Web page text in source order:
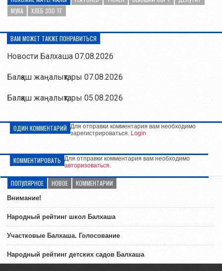
МУКА
ХЛЕБ 300 ТГ
ВАМ МОЖЕТ ТАКЖЕ ПОНРАВИТЬСЯ
Новости Балхаша 07.08.2026
Балқаш жаңалықтары 07.08.2026
Балқаш жаңалықтары 05.08.2026
ОДИН КОММЕНТАРИЙ Для отправки комментария вам необходимо
зарегистрироваться. Login
КОММЕНТИРОВАТЬ Для отправки комментария вам необходимо
авторизоваться.
ПОПУЛЯРНОЕ НОВОЕ КОММЕНТАРИИ
Внимание!
Народный рейтинг школ Балхаша
Участковые Балхаша. Голосование
Народный рейтинг детских садов Балхаша